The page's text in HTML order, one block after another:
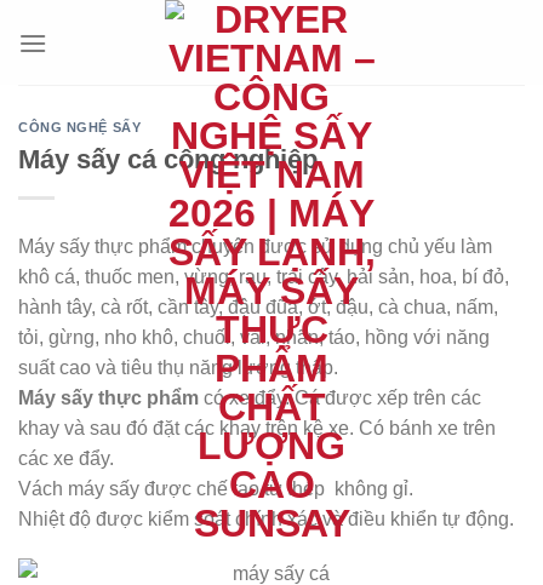
đến
CÔNG NGHỆ SẤY
Máy sấy cá công nghiệp
Máy sấy thực phẩm chuyên được sử dụng chủ yếu làm
khô cá, thuốc men, vừng, rau, trái cây, hải sản, hoa, bí đỏ,
hành tây, cà rốt, cần tây, đậu đũa, ớt, đậu, cà chua, nấm,
tỏi, gừng, nho khô, chuối, vải, nhãn, táo, hồng với năng
suất cao và tiêu thụ năng lượng thấp.
Máy sấy thực phẩm có xe đẩy. Cá được xếp trên các
khay và sau đó đặt các khay trên kệ xe. Có bánh xe trên
các xe đẩy.
Vách máy sấy được chế tạo từ thép không gỉ.
Nhiệt độ được kiểm soát chính xác và điều khiển tự động.